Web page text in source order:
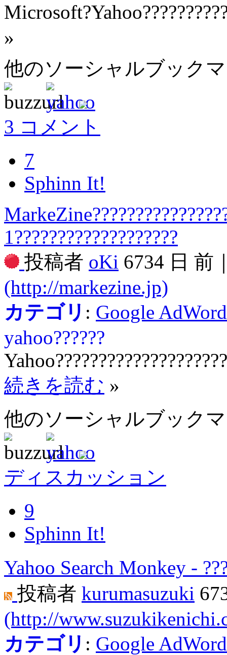
»
他のソーシャルブック
3 コメント
7
Sphinn It!
1???????????????????
投稿者 oKi 6734 日 前
(http://markezine.jp)
カテゴリ : Google
yahoo??????
続きを読む »
他のソーシャルブック
ディスカッション
9
Sphinn It!
Yahoo Search Monkey -
投稿者 kurumasuzuki
(http://
カテゴリ : Google